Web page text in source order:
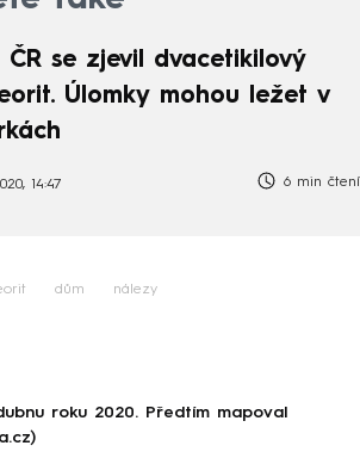
ČR se zjevil dvacetikilový
Úlomky mohou ležet v
14:47 6 min čtení
dům nálezy
roku 2020. Předtím mapoval